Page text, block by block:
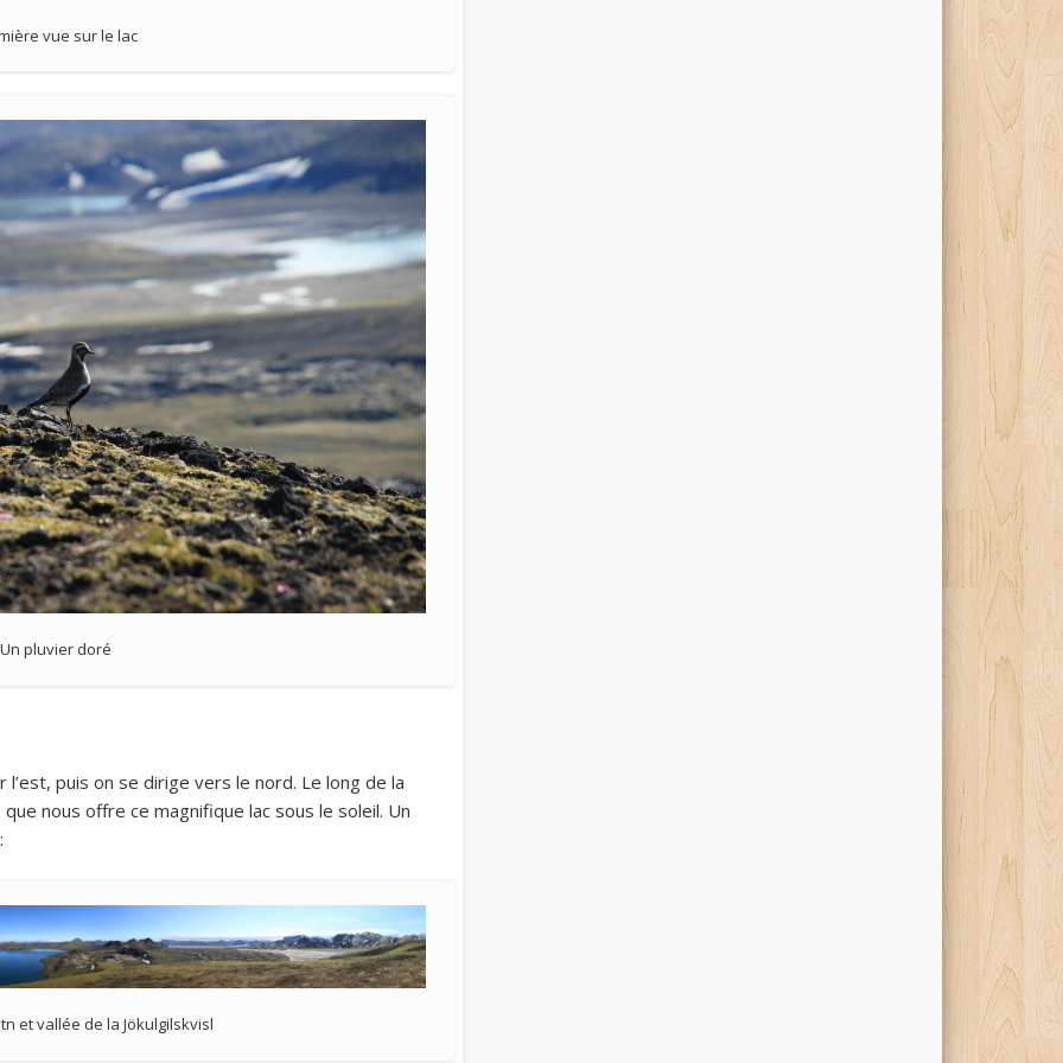
vue sur le lac
Un pluvier doré
puis on se dirige vers le nord. Le long de la
nous offre ce magnifique lac sous le soleil. Un
et vallée de la Jökulgilskvisl